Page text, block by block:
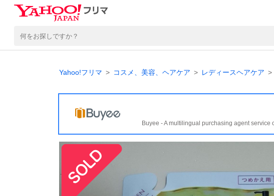
Yahoo!フリマ コスメ、美容、ヘアケア レディースヘアケア
Buyee - A multilingual purchasing agent